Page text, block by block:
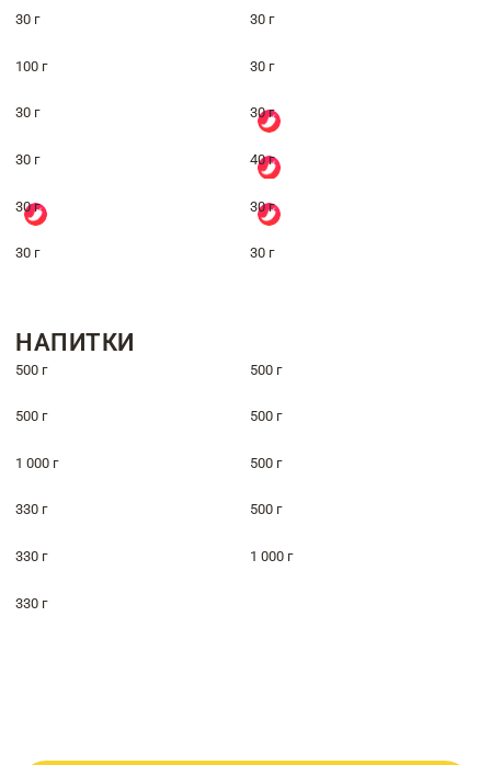
30 г 30 г
100 г 30 г
30 г 30 г
30 г 40 г
30 г 30 г
30 г 30 г
НАПИТКИ
500 г 500 г
500 г 500 г
1 000 г 500 г
330 г 500 г
330 г 1 000 г
330 г